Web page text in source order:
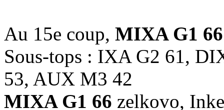
Au 15e coup, MIXA G1 66
Sous-tops : IXA G2 61,
53, AUX M3 42
MIXA G1 66 zelkovo,